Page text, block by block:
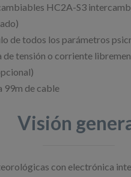
HC2A-S3
de todos los parámetros
de tensión o corriente
99m de cable
Visión
con electrónica